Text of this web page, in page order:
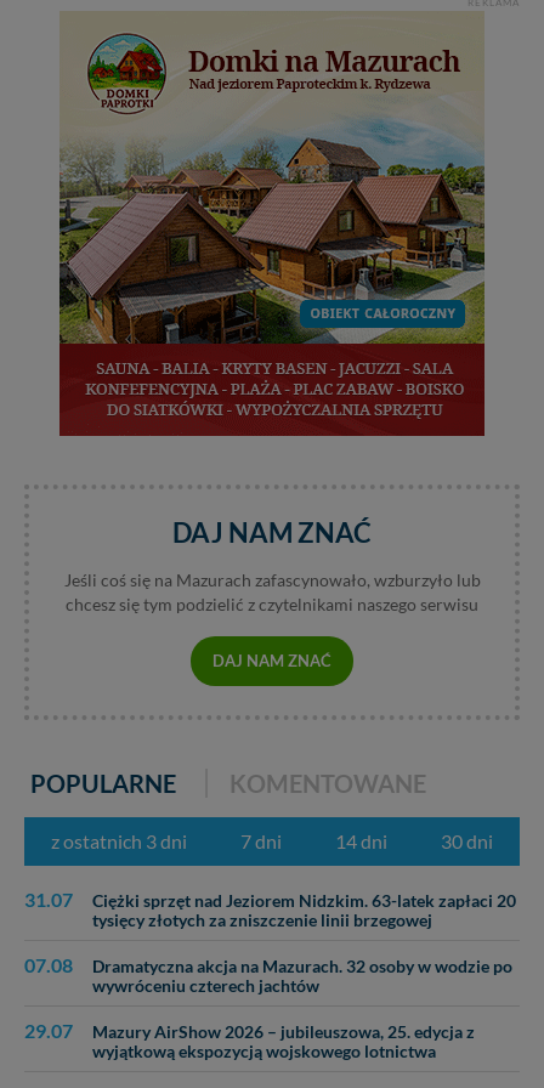
REKLAMA
DAJ NAM ZNAĆ
Jeśli coś się na Mazurach zafascynowało, wzburzyło lub
chcesz się tym podzielić z czytelnikami naszego serwisu
DAJ NAM ZNAĆ
POPULARNE KOMENTOWANE
z ostatnich 3 dni 7 dni 14 dni 30 dni
31.07
Ciężki sprzęt nad Jeziorem Nidzkim. 63-latek zapłaci 20
tysięcy złotych za zniszczenie linii brzegowej
07.08
Dramatyczna akcja na Mazurach. 32 osoby w wodzie po
wywróceniu czterech jachtów
29.07
Mazury AirShow 2026 – jubileuszowa, 25. edycja z
wyjątkową ekspozycją wojskowego lotnictwa
praw w odniesieniu do informacji zawartych w plikach
cookies. Twoja przeglądarka umożliwia Ci skasowanie
tych plików - w pewnych przypadkach nie możemy tego
zrobić za Ciebie.
Dziękujemy, i życzmy miłego odkrywania Mazur na
nowo...